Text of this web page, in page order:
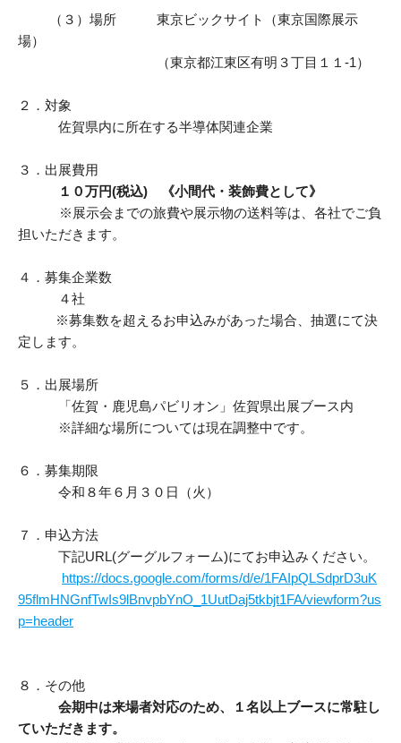
（３）場所 東京ビックサイト（東京国際展示
場）
（東京都江東区有明３丁目１１-1）
２．対象
佐賀県内に所在する半導体関連企業
３．出展費用
１０万円(税込) 《小間代・装飾費として》
※展示会までの旅費や展示物の送料等は、各社でご負
担いただきます。
４．募集企業数
４社
※募集数を超えるお申込みがあった場合、抽選にて決
定します。
５．出展場所
「佐賀・鹿児島パビリオン」佐賀県出展ブース内
※詳細な場所については現在調整中です。
６．募集期限
令和８年６月３０日（火）
７．申込方法
下記URL(グーグルフォーム)にてお申込みください。
https://docs.google.com/forms/d/e/1FAIpQLSdprD3uK
95flmHNGnfTwIs9lBnvpbYnO_1UutDaj5tkbjt1FA/viewform?us
p=header
８．その他
会期中は来場者対応のため、１名以上ブースに常駐し
ていただきます。